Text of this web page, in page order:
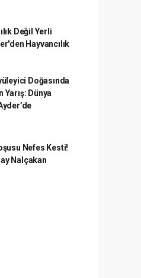
Değil Yerli
Hayvancılık
Doğasında
Yarış: Dünya
Nefes Kesti!
Nalçakan